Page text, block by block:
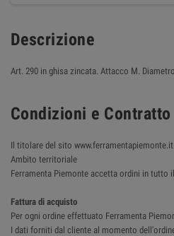
Descrizione
Art. 290 in ghisa zincata. Attacco M.
Condizioni e
Il titolare del sito www.ferramentapiemonte.it
Ambito territoriale
Ferramenta Piemonte accetta ordini in tutto
Fattura di acquisto
Per ogni ordine effettuato Ferramenta
I dati forniti dal cliente al momento